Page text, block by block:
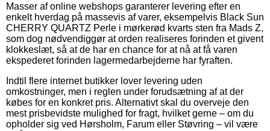
Masser af online webshops garanterer levering efter en
enkelt hverdag på massevis af varer, eksempelvis Black Sun
CHERRY QUARTZ Perle i mørkerød kvarts sten fra Mads Z,
som dog nødvendiggør at orden realiseres forinden et givent
klokkeslæt, så at de har en chance for at nå at få varen
ekspederet forinden lagermedarbejderne har fyraften.
Indtil flere internet butikker lover levering uden
omkostninger, men i reglen under forudsætning af at der
købes for en konkret pris. Alternativt skal du overveje den
mest prisbevidste mulighed for fragt, hvilket gerne – om du
opholder sig ved Hørsholm, Farum eller Støvring – vil være